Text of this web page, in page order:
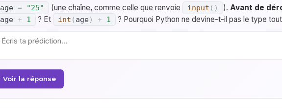
age = "25" (une chaîne, comme celle que renvoie input ( ) ). Avant de
age + 1 ? Et int ( age) + 1 ? Pourquoi Python ne devine-t-il pas le type
Voir la réponse